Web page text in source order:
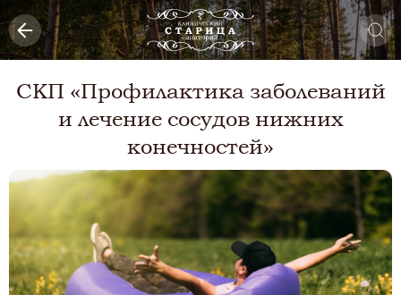
СКП «Профилактика заболеваний
и лечение сосудов нижних
конечностей»